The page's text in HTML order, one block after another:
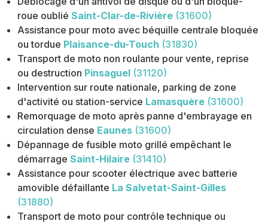
roue oublié Saint-Clar-de-Rivière (31600)
Assistance pour moto avec béquille centrale bloquée
ou tordue Plaisance-du-Touch (31830)
Transport de moto non roulante pour vente, reprise
ou destruction Pinsaguel (31120)
Intervention sur route nationale, parking de zone
d'activité ou station-service Lamasquère (31600)
Remorquage de moto après panne d'embrayage en
circulation dense Eaunes (31600)
Dépannage de fusible moto grillé empêchant le
démarrage Saint-Hilaire (31410)
Assistance pour scooter électrique avec batterie
amovible défaillante La Salvetat-Saint-Gilles
(31880)
Transport de moto pour contrôle technique ou